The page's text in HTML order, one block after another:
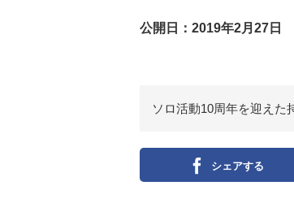
公開日：2019年2月27日
ソロ活動10周年を迎えた
シェアする